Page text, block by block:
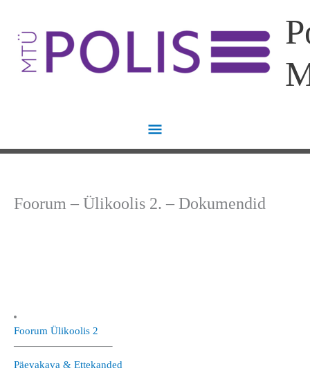
content
Menu
Foorum Ülikoolis 2
—————————–
Päevakava & Ettekanded
Foorum – Ülikoolis 2. – Dokumendid